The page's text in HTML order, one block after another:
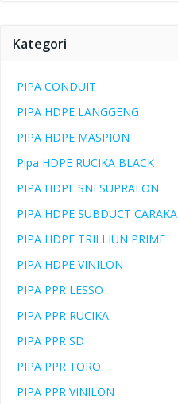
Kategori
PIPA CONDUIT
PIPA HDPE LANGGENG
PIPA HDPE MASPION
Pipa HDPE RUCIKA BLACK
PIPA HDPE SNI SUPRALON
PIPA HDPE SUBDUCT CARAKA
PIPA HDPE TRILLIUN PRIME
PIPA HDPE VINILON
PIPA PPR LESSO
PIPA PPR RUCIKA
PIPA PPR SD
PIPA PPR TORO
PIPA PPR VINILON